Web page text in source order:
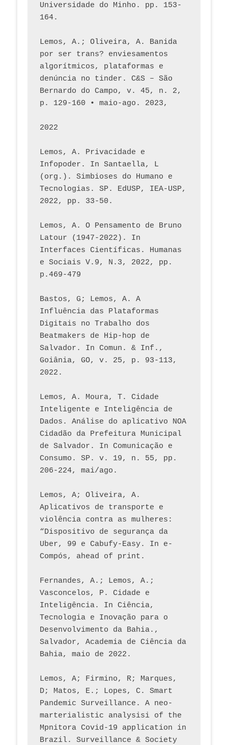
Universidade do Minho. pp. 153-
164.
Lemos, A.; Oliveira, A. Banida
por ser trans? enviesamentos
algorítmicos, plataformas e
denúncia no tinder. C&S – São
Bernardo do Campo, v. 45, n. 2,
p. 129-160 • maio-ago. 2023,
2022
Lemos, A. Privacidade e
Infopoder. In Santaella, L
(org.). Simbioses do Humano e
Tecnologias. SP. EdUSP, IEA-USP,
2022, pp. 33-50.
Lemos, A. O Pensamento de Bruno
Latour (1947-2022). In
Interfaces Científicas. Humanas
e Sociais V.9, N.3, 2022, pp.
p.469-479
Bastos, G; Lemos, A. A
Influência das Plataformas
Digitais no Trabalho dos
Beatmakers de Hip-hop de
Salvador. In Comun. & Inf.,
Goiânia, GO, v. 25, p. 93-113,
2022.
Lemos, A. Moura, T. Cidade
Inteligente e Inteligência de
Dados. Análise do aplicativo NOA
Cidadão da Prefeitura Municipal
de Salvador. In Comunicação e
Consumo. SP. v. 19, n. 55, pp.
206-224, mai/ago.
Lemos, A; Oliveira, A.
Aplicativos de transporte e
violência contra as mulheres:
“Dispositivo de segurança da
Uber, 99 e Cabufy-Easy. In e-
Compós, ahead of print.
Fernandes, A.; Lemos, A.;
Vasconcelos, P. Cidade e
Inteligência. In Ciência,
Tecnologia e Inovação para o
Desenvolvimento da Bahia.,
Salvador, Academia de Ciência da
Bahia, maio de 2022.
Lemos, A; Firmino, R; Marques,
D; Matos, E.; Lopes, C. Smart
Pandemic Surveillance. A neo-
marterialistic analysisi of the
Mpnitora Covid-19 application in
Brazil. Surveillance & Society